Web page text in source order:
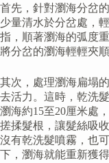
首先，針對瀏海分岔
少量清水於分岔處，
指，順著瀏海的弧度
將分岔的瀏海輕輕夾
其次，處理瀏海扁塌
去活力。這時，乾洗
瀏海約15至20厘米處
搓揉髮根，讓髮絲吸
沒有乾洗髮噴霧，也
下，瀏海就能重新獲得